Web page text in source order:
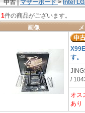
中古 | マザーボード > Intel
1件の商品がございます。
画像
す。
/
オス
あり